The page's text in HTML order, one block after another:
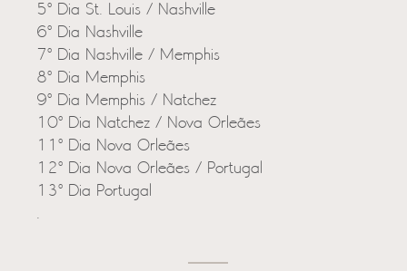
5º Dia St. Louis / Nashville
6º Dia Nashville
7º Dia Nashville / Memphis
8º Dia Memphis
9º Dia Memphis / Natchez
10º Dia Natchez / Nova Orleães
11º Dia Nova Orleães
12º Dia Nova Orleães / Portugal
13º Dia Portugal
.